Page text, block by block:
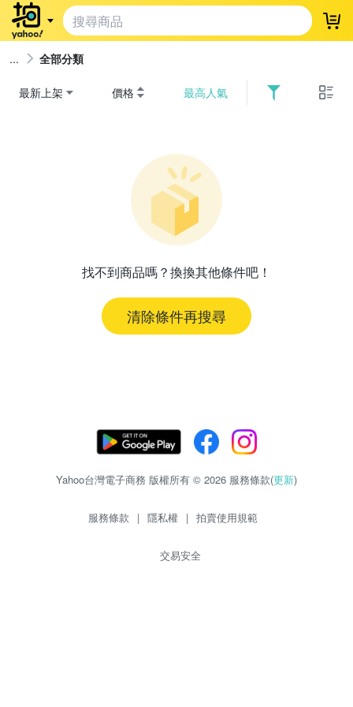
登
全部分類
最新上架 價格 最高人氣
找不到商品嗎？換換其他條件吧！
清除條件再搜尋
Yahoo台灣電子商務 版權所有 © 2026 服務條款(更新)
服務條款 | 隱私權 | 拍賣使用規範
交易安全